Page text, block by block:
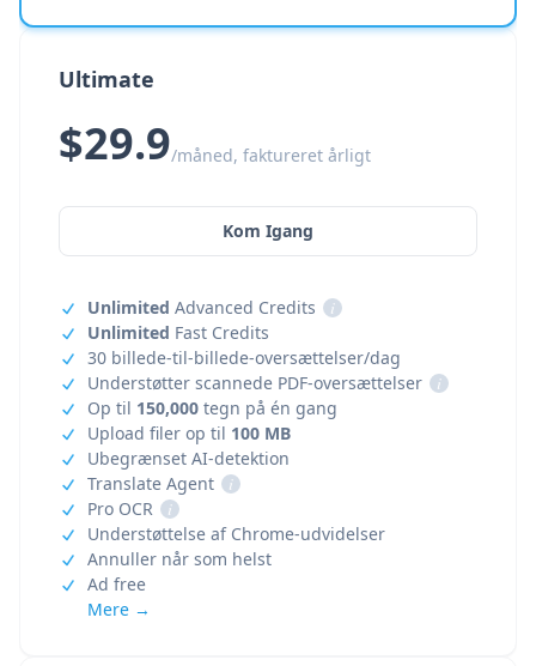
Ultimate
$29.9/måned, faktureret årligt
Kom Igang
Unlimited Advanced Credits
i
Unlimited Fast Credits
30 billede-til-billede-oversættelser/dag
Understøtter scannede PDF-oversættelser
i
Op til 150,000 tegn på én gang
Upload filer op til 100 MB
Ubegrænset AI-detektion
Translate Agent
i
Pro OCR
i
Understøttelse af Chrome-udvidelser
Annuller når som helst
Ad free
Mere →